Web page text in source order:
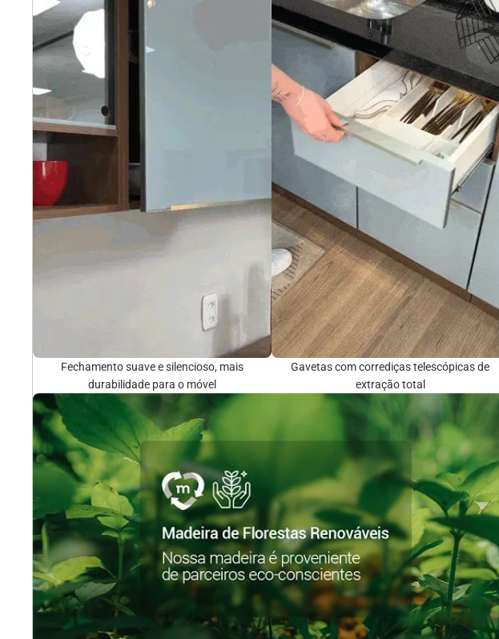
Fechamento suave e silencioso, mais
durabilidade para o móvel
Gavetas com corrediças telescópicas de
extração total